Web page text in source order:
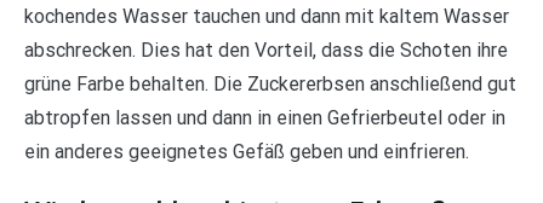
kochendes Wasser tauchen und dann mit kaltem Wasser
abschrecken. Dies hat den Vorteil, dass die Schoten ihre
grüne Farbe behalten. Die Zuckererbsen anschließend gut
abtropfen lassen und dann in einen Gefrierbeutel oder in
ein anderes geeignetes Gefäß geben und einfrieren.